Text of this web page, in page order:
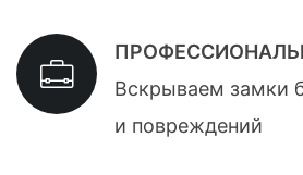
Вскрываем замки
и повреждений